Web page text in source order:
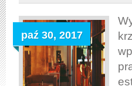
paź 30, 2017